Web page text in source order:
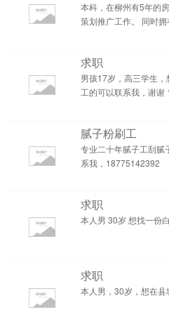
本科，在柳州有5年的
策划推广工作。 同时拥
求职
男孩17岁，高三学生
工的可以联系我，谢谢
腻子粉刷工
专业二十年腻子工刮腻
系我，18775142392
求职
本人男 30岁 想找一份
求职
本人男，30岁，想在